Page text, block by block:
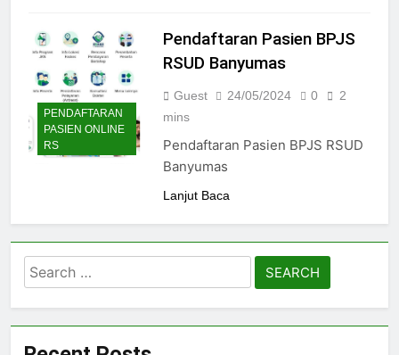
PENDAFTARAN
PASIEN ONLINE
RS
Pendaftaran Pasien BPJS
RSUD Banyumas
Guest 24/05/2024 0
2
mins
Pendaftaran Pasien BPJS RSUD
Banyumas
Lanjut Baca
Search
for: